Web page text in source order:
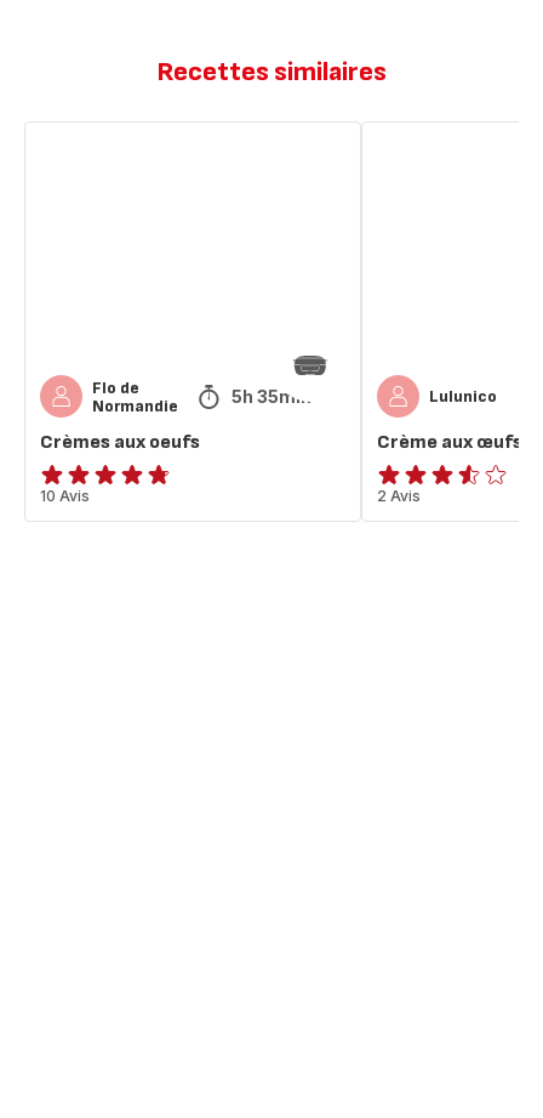
Recettes similaires
Flo de
Normandie
5h 35min
Crèmes aux oeufs
ratings.4.7
10 Avis
Lulunico
Crème aux œufs
ratings.3.5
2 Avis